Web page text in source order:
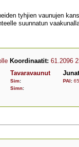
tyhjien vaunujen
suunnatun
Koordinaatit: 61.2096
Tavaravaunut
Sim:
Simn:
PAI: